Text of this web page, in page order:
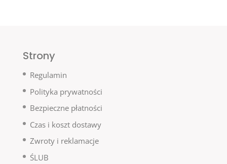
Strony
Regulamin
Polityka prywatności
Bezpieczne płatności
Czas i koszt dostawy
Zwroty i reklamacje
ŚLUB